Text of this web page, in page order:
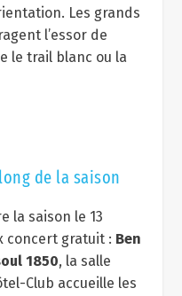
Les grands
l’essor de
le trail blanc ou la
de la saison
la saison le 13
concert gratuit : Ben
1850, la salle
Club accueille les